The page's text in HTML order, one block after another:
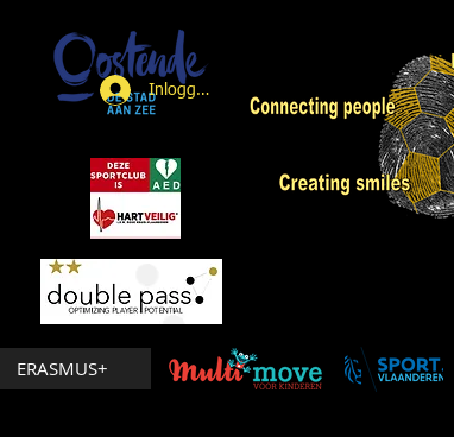
Inloggen
ERASMUS+